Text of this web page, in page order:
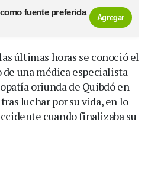
fuente preferida
Agregar
últimas horas se conoció el
una médica especialista
oriunda de Quibdó en
luchar por su vida, en lo
cuando finalizaba su